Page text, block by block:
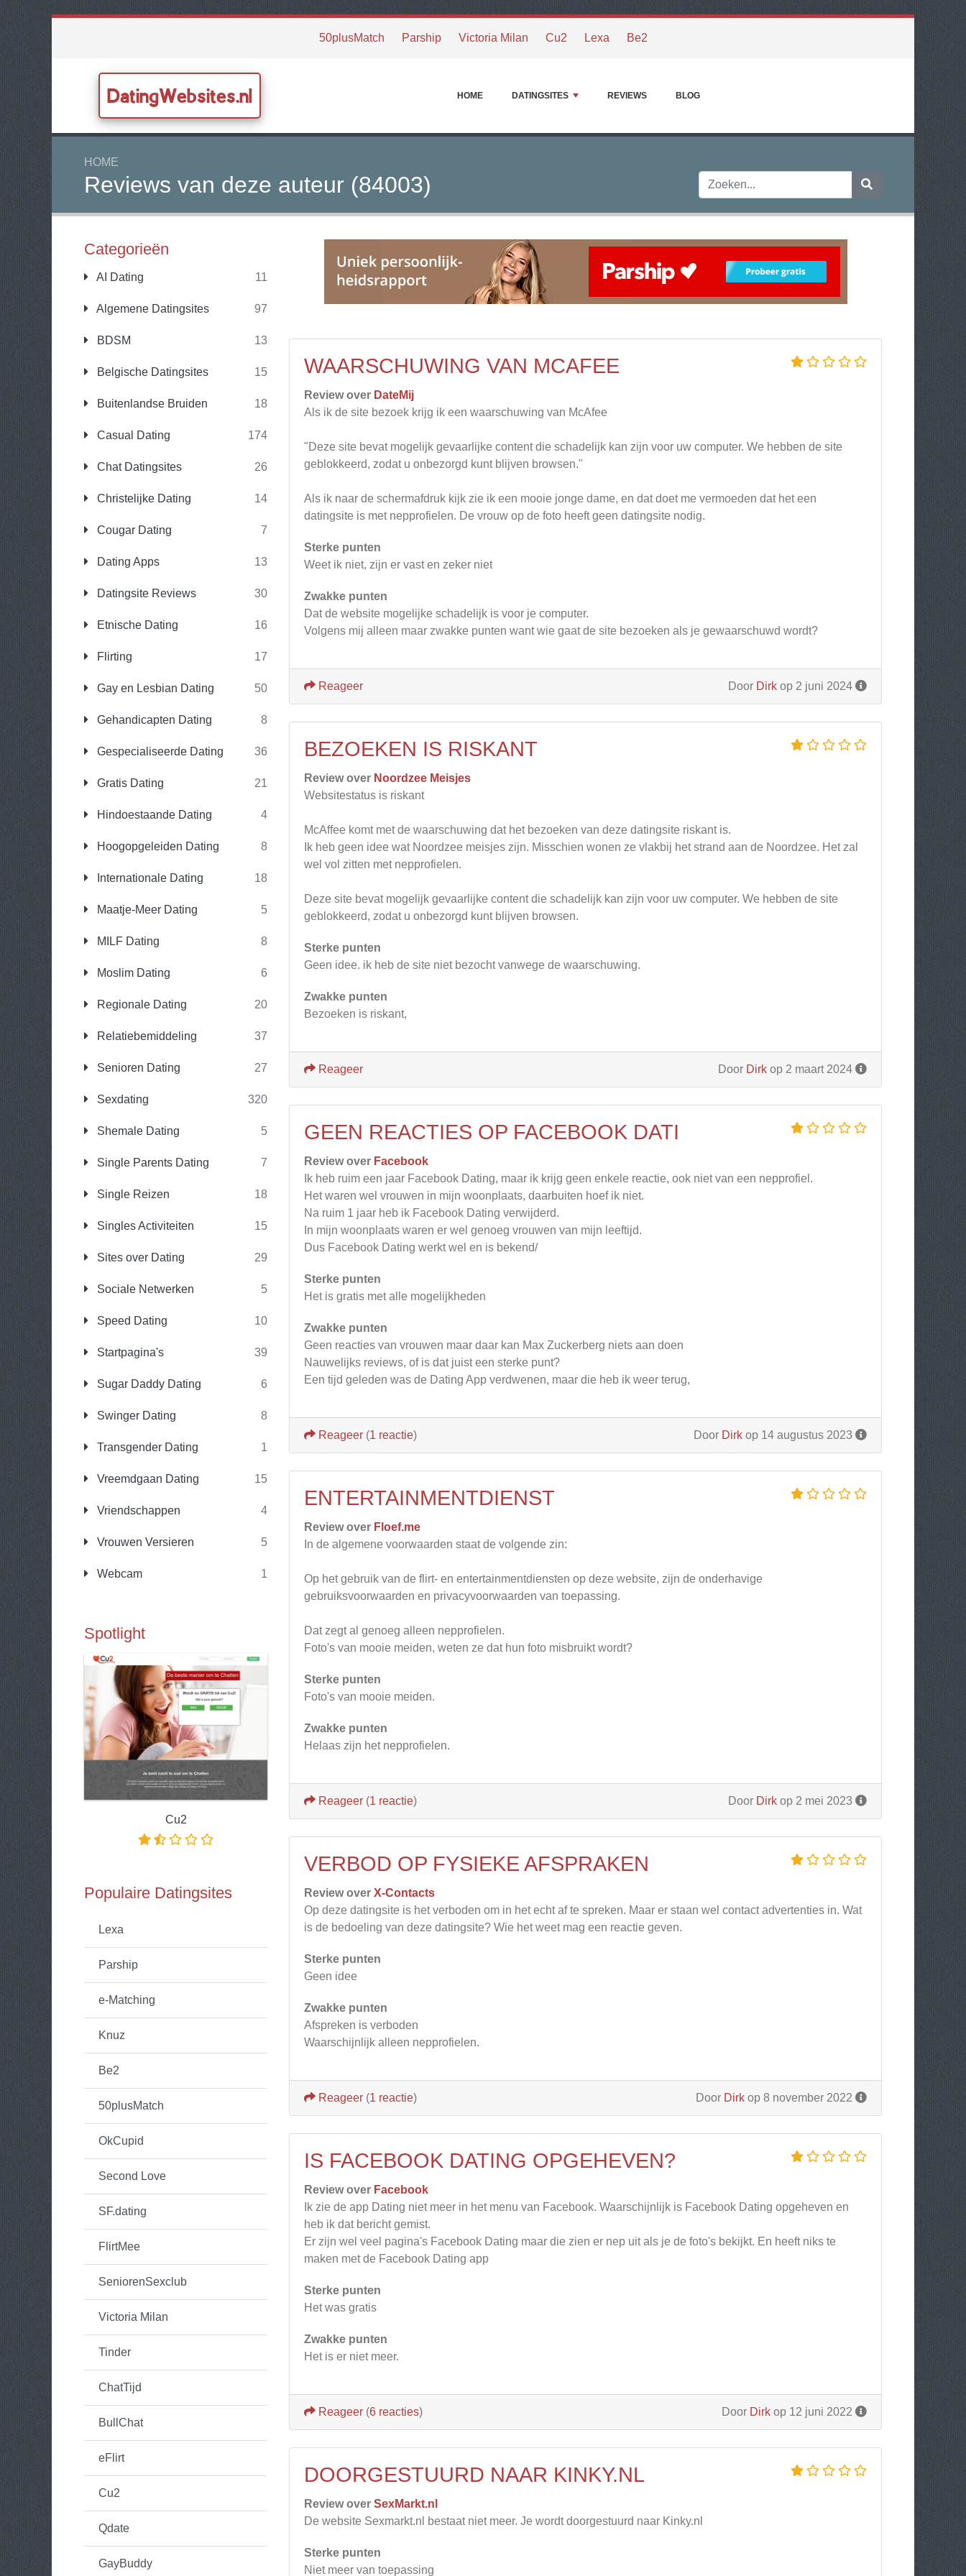
50plusMatch Parship Victoria Milan Cu2 Lexa Be2
DatingWebsites.nl HOME DATINGSITES REVIEWS BLOG
HOME
Reviews van deze auteur (84003)
Categorieën
AI Dating 11
Algemene Datingsites 97
BDSM 13
Belgische Datingsites 15
Buitenlandse Bruiden 18
Casual Dating 174
Chat Datingsites 26
Christelijke Dating 14
Cougar Dating 7
Dating Apps 13
Datingsite Reviews 30
Etnische Dating 16
Flirting 17
Gay en Lesbian Dating 50
Gehandicapten Dating 8
Gespecialiseerde Dating 36
Gratis Dating 21
Hindoestaande Dating 4
Hoogopgeleiden Dating 8
Internationale Dating 18
Maatje-Meer Dating 5
MILF Dating 8
Moslim Dating 6
Regionale Dating 20
Relatiebemiddeling 37
Senioren Dating 27
Sexdating 320
Shemale Dating 5
Single Parents Dating 7
Single Reizen 18
Singles Activiteiten 15
Sites over Dating 29
Sociale Netwerken 5
Speed Dating 10
Startpagina's 39
Sugar Daddy Dating 6
Swinger Dating 8
Transgender Dating 1
Vreemdgaan Dating 15
Vriendschappen 4
Vrouwen Versieren 5
Webcam 1
Spotlight
Cu2
Populaire Datingsites
Lexa
Parship
e-Matching
Knuz
Be2
50plusMatch
OkCupid
Second Love
SF.dating
FlirtMee
SeniorenSexclub
Victoria Milan
Tinder
ChatTijd
BullChat
eFlirt
Cu2
Qdate
GayBuddy
WAARSCHUWING VAN MCAFEE
Review over DateMij
Als ik de site bezoek krijg ik een waarschuwing van McAfee
"Deze site bevat mogelijk gevaarlijke content die schadelijk kan zijn voor uw computer. We hebben de site
geblokkeerd, zodat u onbezorgd kunt blijven browsen."
Als ik naar de schermafdruk kijk zie ik een mooie jonge dame, en dat doet me vermoeden dat het een
datingsite is met nepprofielen. De vrouw op de foto heeft geen datingsite nodig.
Sterke punten
Weet ik niet, zijn er vast en zeker niet
Zwakke punten
Dat de website mogelijke schadelijk is voor je computer.
Volgens mij alleen maar zwakke punten want wie gaat de site bezoeken als je gewaarschuwd wordt?
Door Dirk op 2 juni 2024
Reageer
BEZOEKEN IS RISKANT
Review over Noordzee Meisjes
Websitestatus is riskant
McAffee komt met de waarschuwing dat het bezoeken van deze datingsite riskant is.
Ik heb geen idee wat Noordzee meisjes zijn. Misschien wonen ze vlakbij het strand aan de Noordzee. Het zal
wel vol zitten met nepprofielen.
Deze site bevat mogelijk gevaarlijke content die schadelijk kan zijn voor uw computer. We hebben de site
geblokkeerd, zodat u onbezorgd kunt blijven browsen.
Sterke punten
Geen idee. ik heb de site niet bezocht vanwege de waarschuwing.
Zwakke punten
Bezoeken is riskant,
Door Dirk op 2 maart 2024
Reageer
GEEN REACTIES OP FACEBOOK DATI
Review over Facebook
Ik heb ruim een jaar Facebook Dating, maar ik krijg geen enkele reactie, ook niet van een nepprofiel.
Het waren wel vrouwen in mijn woonplaats, daarbuiten hoef ik niet.
Na ruim 1 jaar heb ik Facebook Dating verwijderd.
In mijn woonplaats waren er wel genoeg vrouwen van mijn leeftijd.
Dus Facebook Dating werkt wel en is bekend/
Sterke punten
Het is gratis met alle mogelijkheden
Zwakke punten
Geen reacties van vrouwen maar daar kan Max Zuckerberg niets aan doen
Nauwelijks reviews, of is dat juist een sterke punt?
Een tijd geleden was de Dating App verdwenen, maar die heb ik weer terug,
Door Dirk op 14 augustus 2023
Reageer (1 reactie)
ENTERTAINMENTDIENST
Review over Floef.me
In de algemene voorwaarden staat de volgende zin:
Op het gebruik van de flirt- en entertainmentdiensten op deze website, zijn de onderhavige
gebruiksvoorwaarden en privacyvoorwaarden van toepassing.
Dat zegt al genoeg alleen nepprofielen.
Foto's van mooie meiden, weten ze dat hun foto misbruikt wordt?
Sterke punten
Foto's van mooie meiden.
Zwakke punten
Helaas zijn het nepprofielen.
Door Dirk op 2 mei 2023
Reageer (1 reactie)
VERBOD OP FYSIEKE AFSPRAKEN
Review over X-Contacts
Op deze datingsite is het verboden om in het echt af te spreken. Maar er staan wel contact advertenties in. Wat
is de bedoeling van deze datingsite? Wie het weet mag een reactie geven.
Sterke punten
Geen idee
Zwakke punten
Afspreken is verboden
Waarschijnlijk alleen nepprofielen.
Door Dirk op 8 november 2022
Reageer (1 reactie)
IS FACEBOOK DATING OPGEHEVEN?
Review over Facebook
Ik zie de app Dating niet meer in het menu van Facebook. Waarschijnlijk is Facebook Dating opgeheven en
heb ik dat bericht gemist.
Er zijn wel veel pagina's Facebook Dating maar die zien er nep uit als je de foto's bekijkt. En heeft niks te
maken met de Facebook Dating app
Sterke punten
Het was gratis
Zwakke punten
Het is er niet meer.
Door Dirk op 12 juni 2022
Reageer (6 reacties)
DOORGESTUURD NAAR KINKY.NL
Review over SexMarkt.nl
De website Sexmarkt.nl bestaat niet meer. Je wordt doorgestuurd naar Kinky.nl
Sterke punten
Niet meer van toepassing